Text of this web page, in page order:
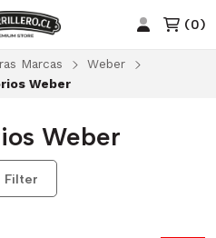
(0)
Marcas
Weber
Weber
Weber
Filter